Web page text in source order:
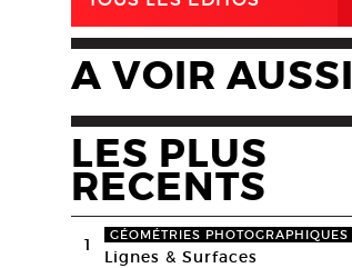
A VOIR AUSSI
LES PLUS
RECENTS
1 GÉOMÉTRIES PHOTOGRAPHIQUES
Lignes & Surfaces